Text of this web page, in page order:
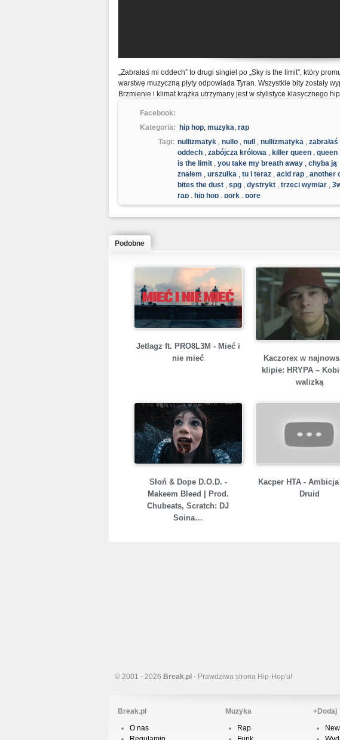
„Zabrałaś mi oddech” to drugi singiel po „Sky is the limit”, który
warstwę muzyczną płyty odpowiada Tyran. Wszystkie bity zostały
Brzmienie i klimat krążka utrzymany jest w stylistyce klasycznego
Facebook:
Kategoria:
hip hop, muzyka, rap
Tagi: nullizmatyk , nullo , null , nullizmatyka ,
oddech , zabójcza królowa , killer queen , queen
is the limit , you take my breath away , chyba ją
znałem , urszulka , tu i teraz , acid rap , another
bites the dust , spg , dystrykt , trzeci wymiar ,
rap , hip hop , pork , pore
Podobne
Jetlagz ft. PRO8L3M - Mieć i
nie mieć
Kaczorex w
klipie: HRYPA –
walizką
Słoń & Dope D.O.D. -
Makeem Bleed | Prod.
Chubeats, Scratch: DJ
Soina…
Kacper HTA -
Druid
© 2001 - 2026 Break.pl - Prawdziwa strona Hip-Hop'u!
Break.pl
O nas
Muzyka
Rap
+Dodaj